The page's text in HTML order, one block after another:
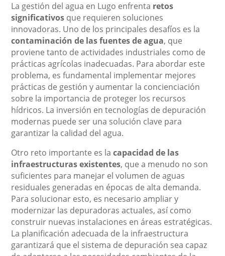
La gestión del agua en Lugo enfrenta retos
significativos que requieren soluciones
innovadoras. Uno de los principales desafíos es la
contaminación de las fuentes de agua, que
proviene tanto de actividades industriales como de
prácticas agrícolas inadecuadas. Para abordar este
problema, es fundamental implementar mejores
prácticas de gestión y aumentar la concienciación
sobre la importancia de proteger los recursos
hídricos. La inversión en tecnologías de depuración
modernas puede ser una solución clave para
garantizar la calidad del agua.
Otro reto importante es lacapacidad de las
infraestructuras existentes, que a menudo no son
suficientes para manejar el volumen de aguas
residuales generadas en épocas de alta demanda.
Para solucionar esto, es necesario ampliar y
modernizar las depuradoras actuales, así como
construir nuevas instalaciones en áreas estratégicas.
La planificación adecuada de la infraestructura
garantizará que el sistema de depuración sea capaz